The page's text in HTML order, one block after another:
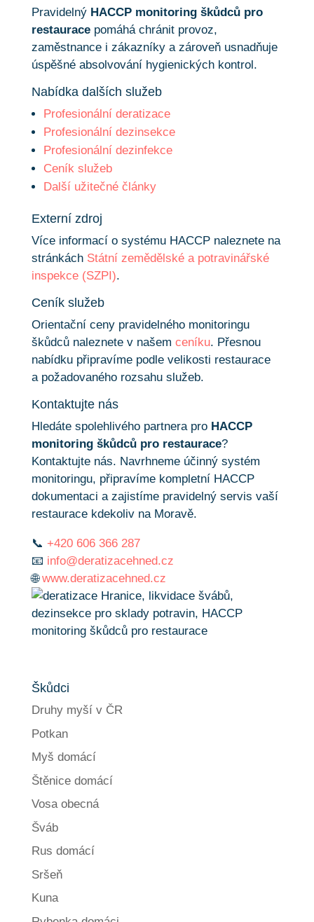
Pravidelný HACCP monitoring škůdců pro
restauracepomáhá chránit provoz,
zaměstnance i zákazníky a zároveň usnadňuje
úspěšné absolvování hygienických kontrol.
Nabídka dalších služeb
Profesionální deratizace
Profesionální dezinsekce
Profesionální dezinfekce
Ceník služeb
Další užitečné články
Externí zdroj
Více informací o systému HACCP naleznete na
stránkách Státní zemědělské a potravinářské
inspekce (SZPI).
Ceník služeb
Orientační ceny pravidelného monitoringu
škůdců naleznete v našem ceníku. Přesnou
nabídku připravíme podle velikosti restaurace
a požadovaného rozsahu služeb.
Kontaktujte nás
Hledáte spolehlivého partnera pro HACCP
monitoring škůdců pro restaurace?
Kontaktujte nás. Navrhneme účinný systém
monitoringu, připravíme kompletní HACCP
dokumentaci a zajistíme pravidelný servis vaší
restaurace kdekoliv na Moravě.
📞 +420 606 366 287
📧 info@deratizacehned.cz
🌐www.deratizacehned.cz
Škůdci
Druhy myší v ČR
Potkan
Myš domácí
Štěnice domácí
Vosa obecná
Šváb
Rus domácí
Sršeň
Kuna